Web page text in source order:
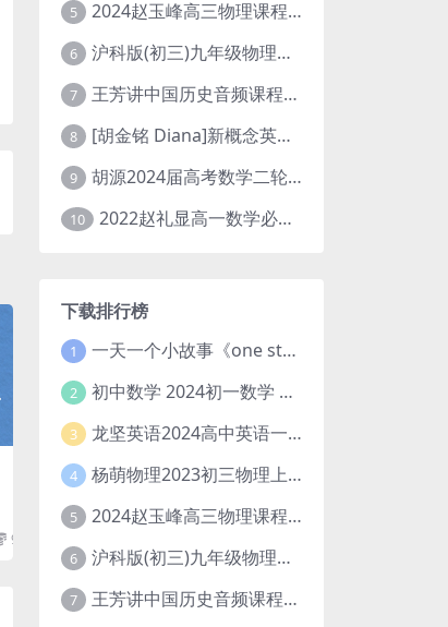
9.9
5 2024赵玉峰高三物理课程24年高考物理一轮复习网课教程
6 沪科版(初三)九年级物理全一册网课教学视频全集(录播版 杜春雨 66讲)
7 王芳讲中国历史音频课程全集(上下五千年)
8 [胡金铭 Diana]新概念英语第1册教学视频课程(全集 百度网盘下载)
9 胡源2024届高考数学二轮寒假春季精讲 百度网盘分享
10 2022赵礼显高一数学必修一课程视频资源(秋季班 含讲义)百度网盘云
下载排行榜
1 一天一个小故事《one story a day》初中版 百度网盘分享下载
2 初中数学 2024初一数学 朱韬数学 S班春季下 A+班春季下 百度云网盘
3 龙坚英语2024高中英语一轮系统班(全国卷+北京卷)
4 杨萌物理2023初三物理上秋季A+班(视频+讲义) 百度网盘分享
5 2024赵玉峰高三物理课程24年高考物理一轮复习网课教程
6 沪科版(初三)九年级物理全一册网课教学视频全集(录播版 杜春雨 66讲)
7 王芳讲中国历史音频课程全集(上下五千年)